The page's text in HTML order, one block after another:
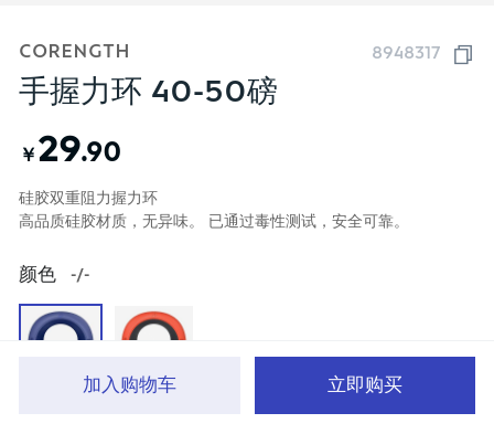
CORENGTH 8948317
手握力环 40-50磅
￥ 29.90
硅胶双重阻力握力环
高品质硅胶材质，无异味。 已通过毒性测试，安全可靠。
颜色 -/-
加入购物车 立即购买